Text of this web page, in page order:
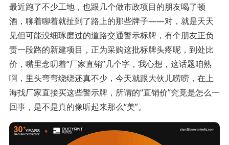
最近跑了不少工地，也跟几个做市政项目的朋友喝了顿
酒，聊着聊着就扯到了路上的那些牌子——对，就是天天
见但可能没细琢磨过的道路交通警示标牌，有个朋友正负
责一段路的新建项目，正为采购这批标牌头疼呢，到处比
价，嘴里念叨着“厂家直销”几个字，我心想，这话题咱熟
啊，里头弯弯绕绕还真不少，今天就跟大伙儿唠唠，在上
海找厂家直接买这些警示牌，所谓的“直销价”究竟是怎么一
回事，是不是真的像听起来那么“美”。